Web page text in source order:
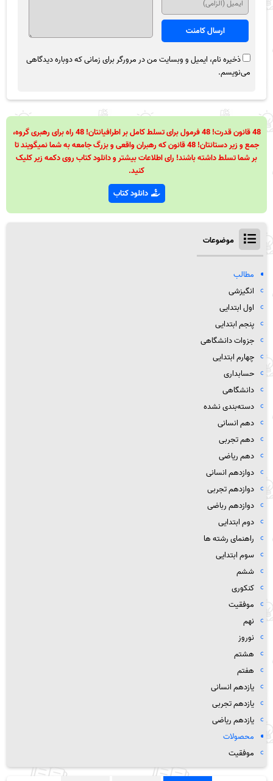
ذخیره نام، ایمیل و وبسایت من در مرورگر برای زمانی که دوباره دیدگاهی
می‌نویسم.
48 قانون قدرت! 48 فرمول برای تسلط کامل بر اطرافیانتان! 48 راه برای رهبری گروه،
جمع و زیر دستانتان! 48 قانون که رهبران واقعی و بزرگ جامعه به شما نمیگویند تا
بر شما تسلط داشته باشند! رای اطلاعات بیشتر و دانلود کتاب روی دکمه زیر کلیک
کنید.
دانلود کتاب
موضوعات
مطالب
انگیزشی
اول ابتدایی
پنجم ابتدایی
جزوات دانشگاهی
چهارم ابتدایی
حسابداری
دانشگاهی
دسته‌بندی نشده
دهم انسانی
دهم تجربی
دهم ریاضی
دوازدهم انسانی
دوازدهم تجربی
دوازدهم رباضی
دوم ابتدایی
راهنمای رشته ها
سوم ابتدایی
ششم
کنکوری
موفقیت
نهم
نوروز
هشتم
هفتم
یازدهم انسانی
یازدهم تجربی
یازدهم ریاضی
محصولات
موفقیت